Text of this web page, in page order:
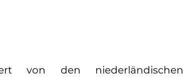
von den niederländischen